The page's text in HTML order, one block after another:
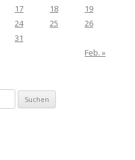
17 18
19
24 25
26
31
Feb. »